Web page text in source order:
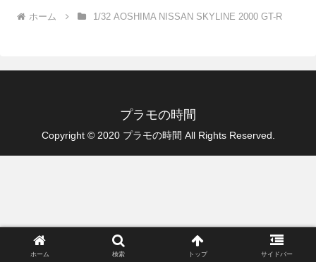
ホーム 1/32 AOSHIMA NISSAN SKYLINE 2000 GT-R
プラモの時間
Copyright © 2020 プラモの時間 All Rights Reserved.
ホーム 検索 トップ サイドバー